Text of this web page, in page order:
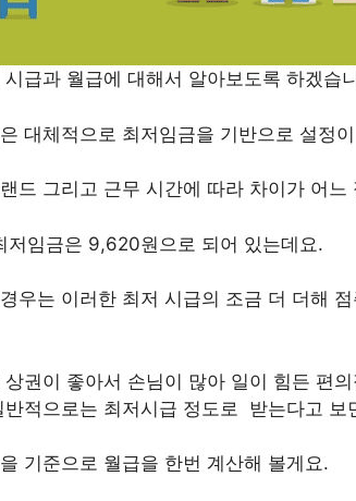
급과 월급에 대해서 알아보도록 하겠습
대체적으로 최저임금을 기반으로 설정
드 그리고 근무 시간에 따라 차이가 어느
저임금은 9,620원으로 되어 있는데요.
우는 이러한 최저 시급의 조금 더 더해
권이 좋아서 손님이 많아 일이 힘든 편
적으로는 최저시급 정도로 받는다고 보
기준으로 월급을 한번 계산해 볼게요.